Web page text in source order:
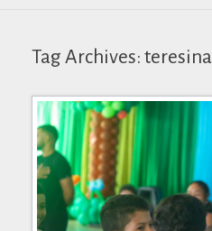
Tag Archives: teresina